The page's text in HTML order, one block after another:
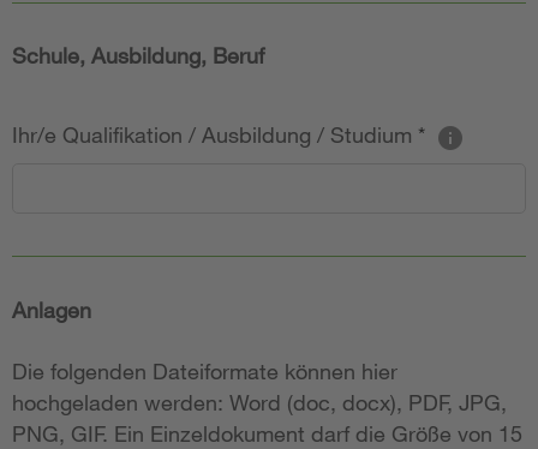
Schule, Ausbildung, Beruf
Ihr/e Qualifikation / Ausbildung / Studium *
Anlagen
Die folgenden Dateiformate können hier
hochgeladen werden: Word (doc, docx), PDF, JPG,
PNG, GIF. Ein Einzeldokument darf die Größe von 15